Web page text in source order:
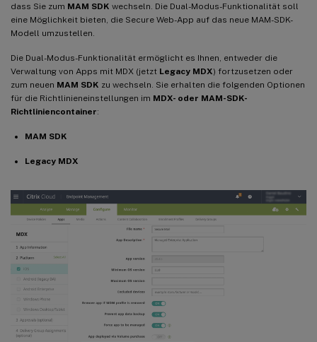
dass Sie zum MAM SDK wechseln. Die Dual-Modus-Funktionalität soll
eine Möglichkeit bieten, die Secure Web-App auf das neue MAM-SDK-
Modell umzustellen.
Die Dual-Modus-Funktionalität ermöglicht es Ihnen, entweder die
Verwaltung von Apps mit MDX (jetzt Legacy MDX) fortzusetzen oder
zum neuen MAM SDK zu wechseln. Sie erhalten die folgenden Optionen
für die Richtlinieneinstellungen im MDX- oder MAM-SDK-
Richtliniencontainer:
MAM SDK
Legacy MDX